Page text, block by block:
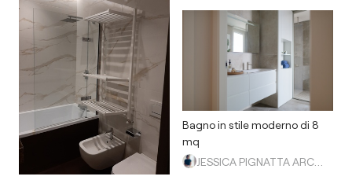
Bagno in stile moderno di 8
mq